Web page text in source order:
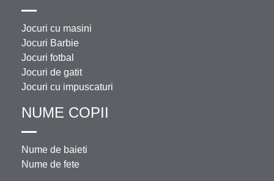
Jocuri cu masini
Jocuri Barbie
Jocuri fotbal
Jocuri de gatit
Jocuri cu impuscaturi
NUME COPII
Nume de baieti
Nume de fete